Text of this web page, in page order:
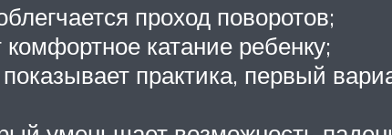
проход поворотов;
катание ребенку;
практика, первый